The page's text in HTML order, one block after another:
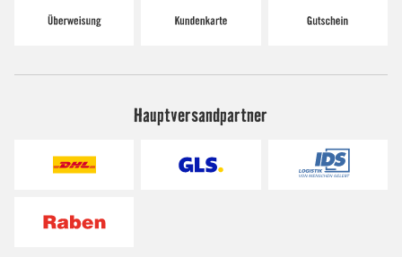
Hauptversandpartner